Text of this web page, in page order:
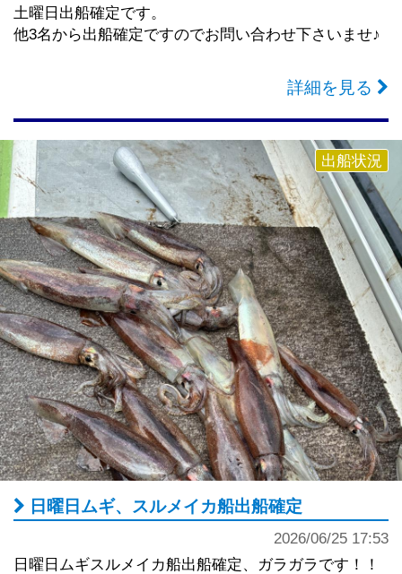
土曜日出船確定です。
他3名から出船確定ですのでお問い合わせ下さいませ♪
詳細を見る
出船状況
日曜日ムギ、スルメイカ船出船確定
2026/06/25 17:53
日曜日ムギスルメイカ船出船確定、ガラガラです！！